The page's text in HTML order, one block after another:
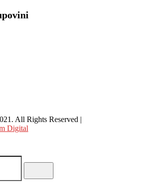
All Rights Reserved |
Digital